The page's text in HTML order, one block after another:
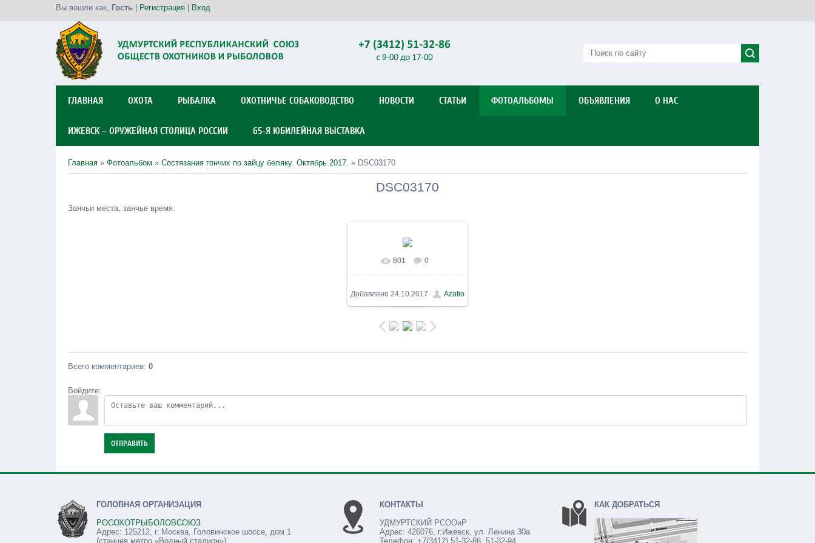
Вы вошли как, Гость Регистрация Вход
ГЛАВНАЯ ОХОТА РЫБАЛКА ОХОТНИЧЬЕ СОБАКОВОДСТВО НОВОСТИ СТАТЬИ ФОТОАЛЬБОМЫ ОБЪЯВЛЕНИЯ О НАС
ИЖЕВСК – ОРУЖЕЙНАЯ СТОЛИЦА РОССИИ 65-Я ЮБИЛЕЙНАЯ ВЫСТАВКА
Главная » Фотоальбом » Состязания гончих по зайцу беляку. Октябрь 2017. » DSC03170
DSC03170
Заячьи места, заячье время.
В реальном размере
1200x900/ 265.8Kb
801 0
Добавлено 24.10.2017 Azatio
Всего комментариев: 0
Войдите:
ОТПРАВИТЬ
ГОЛОВНАЯ ОРГАНИЗАЦИЯ
РОСОХОТРЫБОЛОВСОЮЗ
Адрес: 125212, г. Москва, Головинское шоссе, дом 1
(станция метро «Водный стадион»)
КОНТАКТЫ
УДМУРТСКИЙ РСООиР
Адрес: 426076, г.Ижевск, ул. Ленина 30а
Телефон: +7(3412) 51-32-86, 51-32-94
КАК ДОБРАТЬСЯ